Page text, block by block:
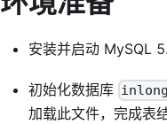
安装并启动 MySQL
初始化数据库
加载此文件，完成表